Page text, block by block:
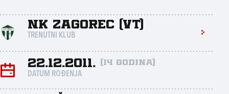
NK Zagorec (VT)
TRENUTNI KLUB
22.12.2011. (14 godina)
DATUM ROĐENJA